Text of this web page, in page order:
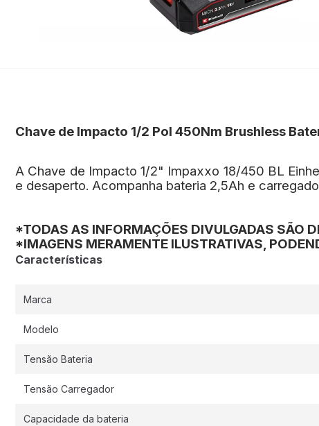
Chave de Impacto 1/2 Pol 450Nm Brushless
A Chave de Impacto 1/2" Impaxxo 18/450 BL
e desaperto. Acompanha bateria 2,5Ah e
*TODAS AS INFORMAÇÕES DIVULGADAS SÃO
*IMAGENS MERAMENTE ILUSTRATIVAS,
Características
Marca
Modelo
Tensão Bateria
Tensão Carregador
Capacidade da bateria